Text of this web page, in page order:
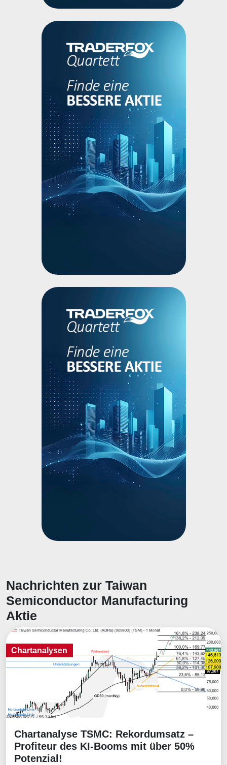
Nachrichten zur Taiwan
Semiconductor Manufacturing
Aktie
Chartanalysen
Chartanalysen
Chartanalyse TSMC: Rekordumsatz –
Profiteur des KI-Booms mit über 50%
Potenzial!